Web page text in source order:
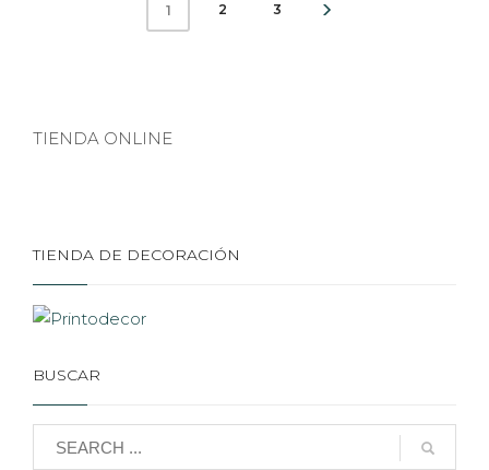
1 2 3
TIENDA ONLINE
TIENDA DE DECORACIÓN
BUSCAR